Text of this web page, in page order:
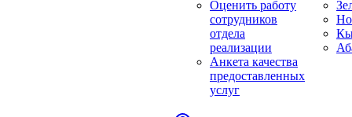
Оценить работу
сотрудников
отдела
реализации
Анкета качества
предоставленных
услуг